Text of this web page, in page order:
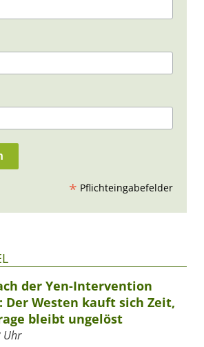
* Pflichteingabefelder
der Yen-Intervention
Der Westen kauft sich Zeit,
bleibt ungelöst
Uhr